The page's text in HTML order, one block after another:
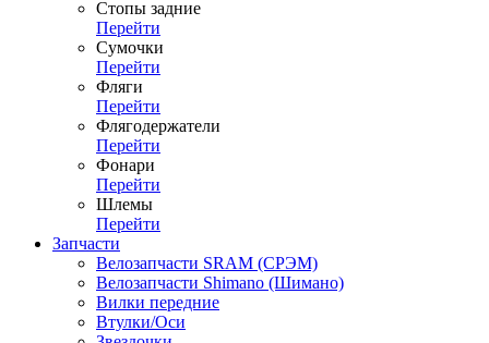
Стопы задние
Перейти
Сумочки
Перейти
Фляги
Перейти
Флягодержатели
Перейти
Фонари
Перейти
Шлемы
Перейти
Запчасти
Велозапчасти SRAM (СРЭМ)
Велозапчасти Shimano (Шимано)
Вилки передние
Втулки/Оси